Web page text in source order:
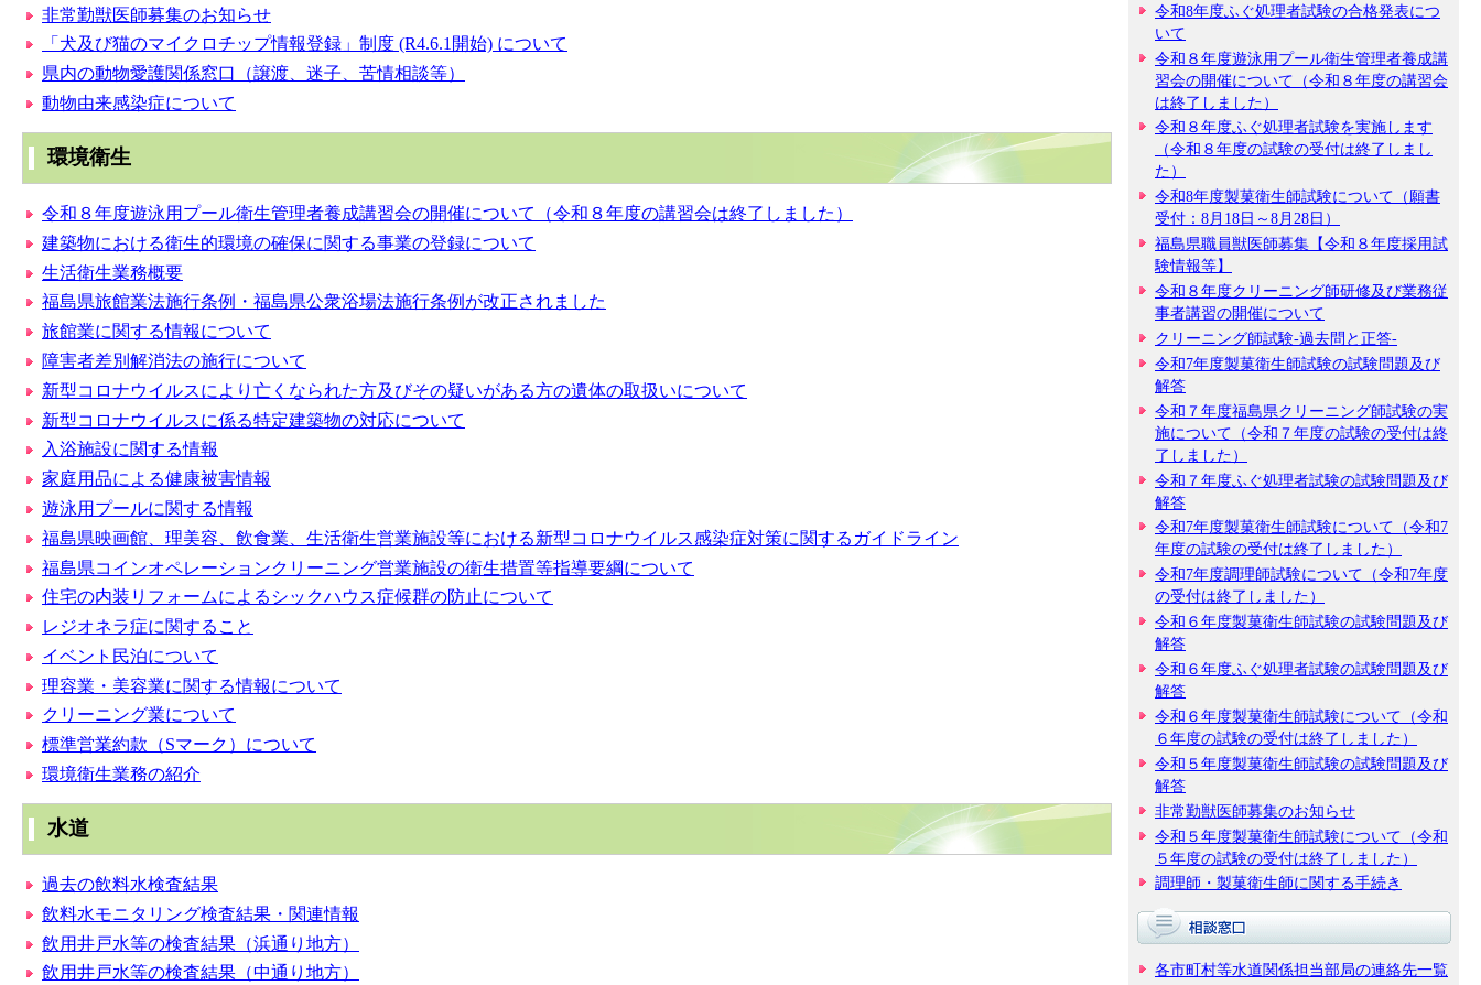
非常勤獣医師募集のお知らせ
「犬及び猫のマイクロチップ情報登録」制度 (R4.6.1開始) について
県内の動物愛護関係窓口（譲渡、迷子、苦情相談等）
動物由来感染症について
環境衛生
令和８年度遊泳用プール衛生管理者養成講習会の開催について（令和８年度の講習会は終了しました）
建築物における衛生的環境の確保に関する事業の登録について
生活衛生業務概要
福島県旅館業法施行条例・福島県公衆浴場法施行条例が改正されました
旅館業に関する情報について
障害者差別解消法の施行について
新型コロナウイルスにより亡くなられた方及びその疑いがある方の遺体の取扱いについて
新型コロナウイルスに係る特定建築物の対応について
入浴施設に関する情報
家庭用品による健康被害情報
遊泳用プールに関する情報
福島県映画館、理美容、飲食業、生活衛生営業施設等における新型コロナウイルス感染症対策に関するガイドライン
福島県コインオペレーションクリーニング営業施設の衛生措置等指導要綱について
住宅の内装リフォームによるシックハウス症候群の防止について
レジオネラ症に関すること
イベント民泊について
理容業・美容業に関する情報について
クリーニング業について
標準営業約款（Sマーク）について
環境衛生業務の紹介
水道
過去の飲料水検査結果
飲料水モニタリング検査結果・関連情報
飲用井戸水等の検査結果（浜通り地方）
飲用井戸水等の検査結果（中通り地方）
令和8年度ふぐ処理者試験の合格発表につ
いて
令和８年度遊泳用プール衛生管理者養成講
習会の開催について（令和８年度の講習会
は終了しました）
令和８年度ふぐ処理者試験を実施します
（令和８年度の試験の受付は終了しまし
た）
令和8年度製菓衛生師試験について（願書
受付：8月18日～8月28日）
福島県職員獣医師募集【令和８年度採用試
験情報等】
令和８年度クリーニング師研修及び業務従
事者講習の開催について
クリーニング師試験-過去問と正答-
令和7年度製菓衛生師試験の試験問題及び
解答
令和７年度福島県クリーニング師試験の実
施について（令和７年度の試験の受付は終
了しました）
令和７年度ふぐ処理者試験の試験問題及び
解答
令和7年度製菓衛生師試験について（令和7
年度の試験の受付は終了しました）
令和7年度調理師試験について（令和7年度
の受付は終了しました）
令和６年度製菓衛生師試験の試験問題及び
解答
令和６年度ふぐ処理者試験の試験問題及び
解答
令和６年度製菓衛生師試験について（令和
６年度の試験の受付は終了しました）
令和５年度製菓衛生師試験の試験問題及び
解答
非常勤獣医師募集のお知らせ
令和５年度製菓衛生師試験について（令和
５年度の試験の受付は終了しました）
調理師・製菓衛生師に関する手続き
各市町村等水道関係担当部局の連絡先一覧